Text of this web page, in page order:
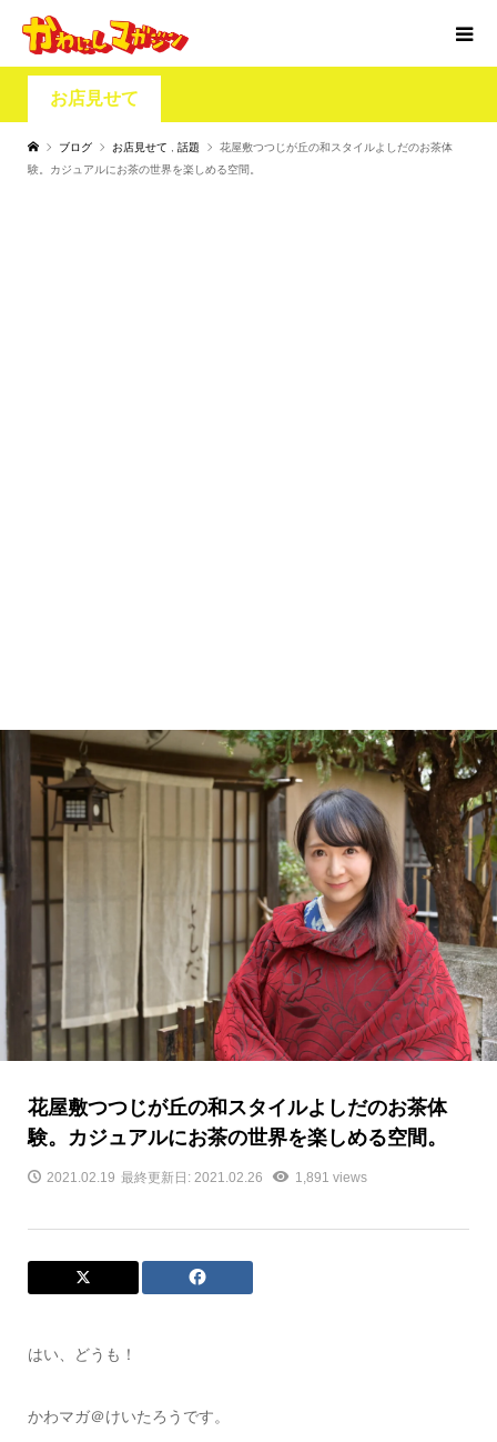
お店見せて
ブログ お店見せて 話題
花屋敷つつじが丘の和スタイルよしだのお茶体
験。カジュアルにお茶の世界を楽しめる空間。
花屋敷つつじが丘の和スタイルよしだのお茶体
験。カジュアルにお茶の世界を楽しめる空間。
2021.02.19 最終更新日: 2021.02.26 1,891 views
はい、どうも！
かわマガ＠けいたろうです。